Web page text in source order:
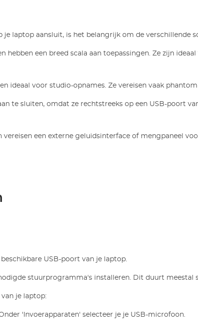
laptop aansluit, is het belangrijk om de verschillende
hebben een breed scala aan toepassingen. Ze zijn
ideaal voor studio-opnames. Ze vereisen vaak
te sluiten, omdat ze rechtstreeks op een USB-poort
vereisen een externe geluidsinterface of mengpaneel
USB-poort van je laptop.
stuurprogramma's installeren. Dit duurt meestal
je laptop:
'Invoerapparaten' selecteer je je USB-microfoon.